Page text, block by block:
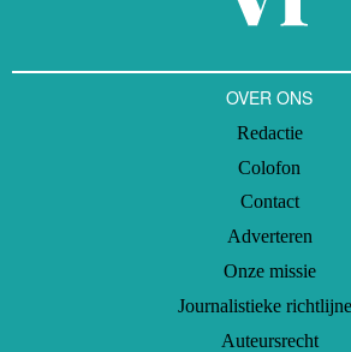
OVER ONS
Redactie
Colofon
Contact
Adverteren
Onze missie
Journalistieke
Auteursrecht